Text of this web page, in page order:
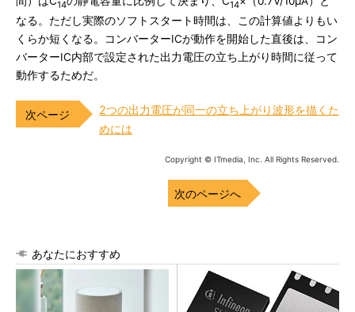
14 14
なる。ただし実際のソフトスタート時間は、この計算値よりもい
くらか短くなる。コンバーターICが動作を開始した直後は、コン
バーターIC内部で設定された出力電圧の立ち上がり時間に従って
動作するためだ。
2つの出力電圧が同一の立ち上がり波形を描くた
めには
Copyright © ITmedia, Inc. All Rights Reserved.
次のページへ
あなたにおすすめ